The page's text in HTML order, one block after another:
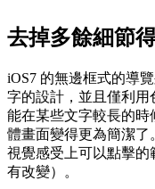
去掉多餘細節
iOS7 的無邊框式的導
字的設計，並且僅利
能在某些文字較長的
體畫面變得更為簡潔
視覺感受上可以點擊的
有改變）。